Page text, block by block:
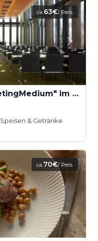
ca.63€/ Pers.
Halbtagspauschale "MeetingMedium" im Empire Riverside Hotel
Speisen & Getränke
ca.70€/ Pers.